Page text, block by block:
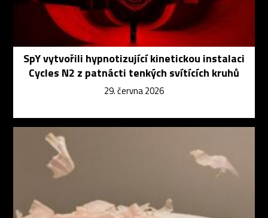
SpY vytvořili hypnotizující kinetickou instalaci
Cycles N2 z patnácti tenkých svítících kruhů
29. června 2026